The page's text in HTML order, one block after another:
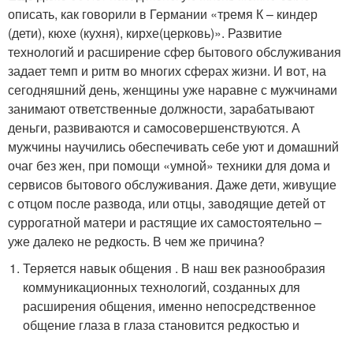
описать, как говорили в Германии «тремя К – киндер
(дети), кюхе (кухня), кирхе(церковь)». Развитие
технологий и расширение сфер бытового обслуживания
задает темп и ритм во многих сферах жизни. И вот, на
сегодняшний день, женщины уже наравне с мужчинами
занимают ответственные должности, зарабатывают
деньги, развиваются и самосовершенствуются. А
мужчины научились обеспечивать себе уют и домашний
очаг без жен, при помощи «умной» техники для дома и
сервисов бытового обслуживания. Даже дети, живущие
с отцом после развода, или отцы, заводящие детей от
суррогатной матери и растящие их самостоятельно –
уже далеко не редкость. В чем же причина?
Теряется навык общения . В наш век разнообразия
коммуникационных технологий, созданных для
расширения общения, именно непосредственное
общение глаза в глаза становится редкостью и